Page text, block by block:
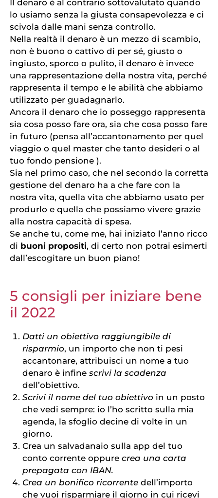
Il denaro è al contrario sottovalutato quando
lo usiamo senza la giusta consapevolezza e ci
scivola dalle mani senza controllo.
Nella realtà il denaro è un mezzo di scambio,
non è buono o cattivo di per sé, giusto o
ingiusto, sporco o pulito, il denaro è invece
una rappresentazione della nostra vita, perché
rappresenta il tempo e le abilità che abbiamo
utilizzato per guadagnarlo.
Ancora il denaro che io posseggo rappresenta
sia cosa posso fare ora, sia che cosa posso fare
in futuro (pensa all’accantonamento per quel
viaggio o quel master che tanto desideri o al
tuo fondo pensione ).
Sia nel primo caso, che nel secondo la corretta
gestione del denaro ha a che fare con la
nostra vita, quella vita che abbiamo usato per
produrlo e quella che possiamo vivere grazie
alla nostra capacità di spesa.
Se anche tu, come me, hai iniziato l’anno ricco
di buoni propositi, di certo non potrai esimerti
dall’escogitare un buon piano!
5 consigli per iniziare bene
il 2022
Datti un obiettivo raggiungibile di
risparmio, un importo che non ti pesi
accantonare, attribuisci un nome a tuo
denaro è infine scrivi la scadenza
dell’obiettivo.
Scrivi il nome del tuo obiettivoin un posto
che vedi sempre: io l’ho scritto sulla mia
agenda, la sfoglio decine di volte in un
giorno.
Crea un salvadanaio sulla app del tuo
conto corrente oppure crea una carta
prepagata con IBAN.
Crea un bonifico ricorrentedell’importo
che vuoi risparmiare il giorno in cui ricevi